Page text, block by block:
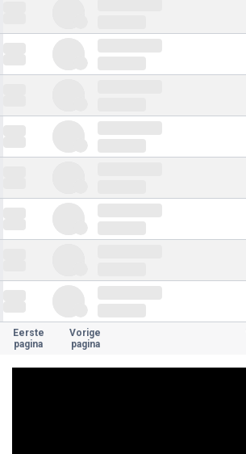
Eerste
pagina
Vorige
pagina